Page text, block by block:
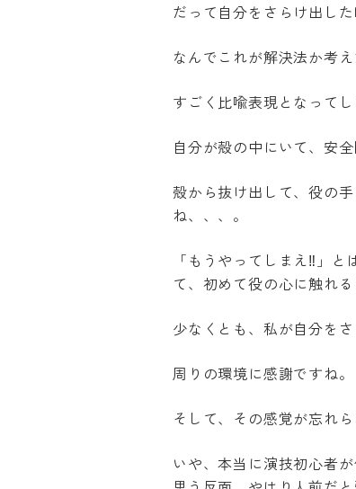
だって自分をさらけ出し
なんでこれが解決法か考
すごく比喩表現となってし
自分が殻の中にいて、安
殻から抜け出して、役の
ね、、、。
「もうやってしまえ‼︎」
て、初めて役の心に触れ
少なくとも、私が自分を
周りの環境に感謝ですね。
そして、その感覚が忘れ
いや、本当に演技初心者